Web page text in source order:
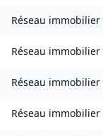
Réseau immobilier
Réseau immobilier
Réseau immobilier
Réseau immobilier